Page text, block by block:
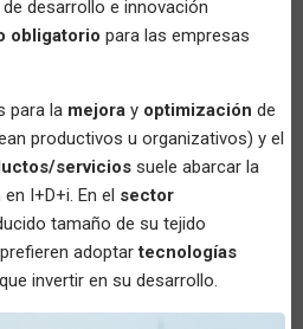
desarrollo e innovación
obligatorio para las empresas
para la mejora y optimización de
productivos u organizativos) y el
servicios suele abarcar la
I+D+i. En el sector
tamaño de su tejido
adoptartecnologías
invertir en su desarrollo.